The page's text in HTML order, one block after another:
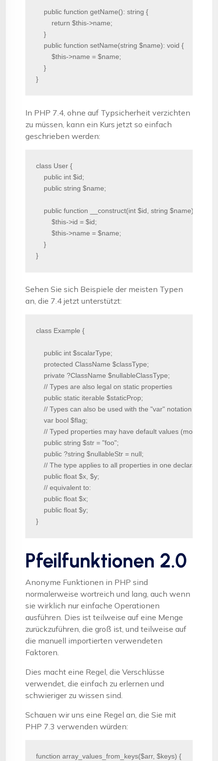
    public function getName(): string {
        return $this->name;
    }
    public function setName(string $name): void {
        $this->name = $name;
    }
}
In PHP 7.4, ohne auf Typsicherheit verzichten
zu müssen, kann ein Kurs jetzt so einfach
geschrieben werden:
class User {
    public int $id;
    public string $name;
    public function __construct(int $id, string $name) {
        $this->id = $id;
        $this->name = $name;
    }
}
Sehen Sie sich Beispiele der meisten Typen
an, die 7.4 jetzt unterstützt:
class Example {
    public int $scalarType;
    protected ClassName $classType;
    private ?ClassName $nullableClassType;
    // Types are also legal on static properties
    public static iterable $staticProp;
    // Types can also be used with the "var" notation
    var bool $flag;
// Typed properties may have default values (more
    public string $str = "foo";
    public ?string $nullableStr = null;
    // The type applies to all properties in one declaration
    public float $x, $y;
    // equivalent to:
    public float $x;
    public float $y;
}
Pfeilfunktionen 2.0
Anonyme Funktionen in PHP sind
normalerweise wortreich und lang, auch wenn
sie wirklich nur einfache Operationen
ausführen. Dies ist teilweise auf eine Menge
zurückzuführen, die groß ist, und teilweise auf
die manuell importierten verwendeten
Faktoren.
Dies macht eine Regel, die Verschlüsse
verwendet, die einfach zu erlernen und
schwieriger zu wissen sind.
Schauen wir uns eine Regel an, die Sie mit
PHP 7.3 verwenden würden:
function array_values_from_keys($arr, $keys) {